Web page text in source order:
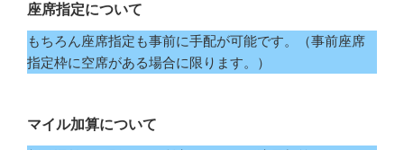
座席指定について
もちろん座席指定も事前に手配が可能です。（事前座席
指定枠に空席がある場合に限ります。）
マイル加算について